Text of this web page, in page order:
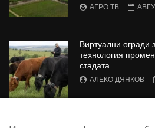
АГРО ТВ
Виртуални огради
технология
стадата
АЛЕКО ДЯНКОВ